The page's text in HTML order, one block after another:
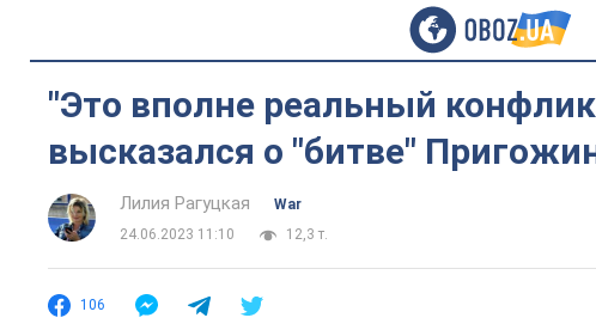
"Это вполне реальный
высказался о "битве"
Лилия Рагуцкая
War
24.06.2023 11:10
12,3 т.
106